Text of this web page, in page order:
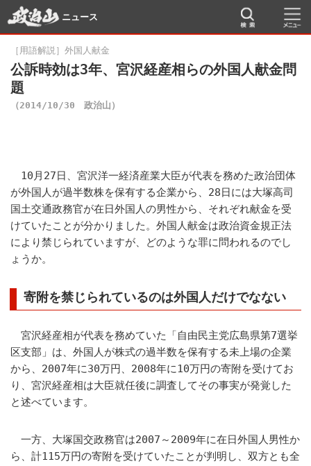
ニュース
［用語解説］外国人献金
公訴時効は3年、宮沢経産相らの外国人献金問
題
（2014/10/30 政治山）
10月27日、宮沢洋一経済産業大臣が代表を務めた政治団体
が外国人が過半数株を保有する企業から、28日には大塚高司
国土交通政務官が在日外国人の男性から、それぞれ献金を受
けていたことが分かりました。外国人献金は政治資金規正法
により禁じられていますが、どのような罪に問われるのでし
ょうか。
寄附を禁じられているのは外国人だけでなない
宮沢経産相が代表を務めていた「自由民主党広島県第7選挙
区支部」は、外国人が株式の過半数を保有する未上場の企業
から、2007年に30万円、2008年に10万円の寄附を受けてお
り、宮沢経産相は大臣就任後に調査してその事実が発覚した
と述べています。
一方、大塚国交政務官は2007～2009年に在日外国人男性か
ら、計115万円の寄附を受けていたことが判明し、双方とも全